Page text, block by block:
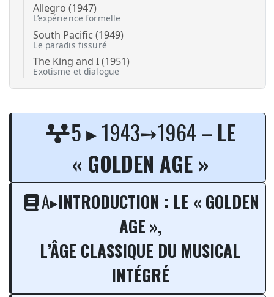
Allegro (1947)
L’expérience formelle
South Pacific (1949)
Le paradis fissuré
The King and I (1951)
Exotisme et dialogue
Pourquoi le Golden Age
5 ▸ 1943➙1964 – LE
« GOLDEN AGE »
A▸INTRODUCTION : LE « GOLDEN
AGE »,
L’ÂGE CLASSIQUE DU MUSICAL
INTÉGRÉ